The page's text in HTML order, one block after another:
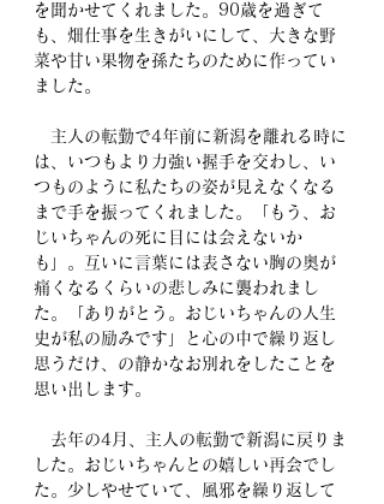
を聞かせてくれました。90歳を過ぎて
も、畑仕事を生きがいにして、大きな野
菜や甘い果物を孫たちのために作ってい
ました。
主人の転勤で4年前に新潟を離れる時に
は、いつもより力強い握手を交わし、い
つものように私たちの姿が見えなくなる
まで手を振ってくれました。「もう、お
じいちゃんの死に目には会えないか
も」。互いに言葉には表さない胸の奥が
痛くなるくらいの悲しみに襲われまし
た。「ありがとう。おじいちゃんの人生
史が私の励みです」と心の中で繰り返し
思うだけ、の静かなお別れをしたことを
思い出します。
去年の4月、主人の転勤で新潟に戻りま
した。おじいちゃんとの嬉しい再会でし
た。少しやせていて、風邪を繰り返して